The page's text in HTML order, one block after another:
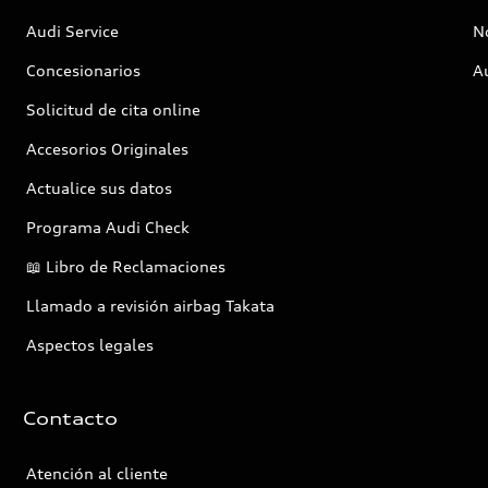
Audi Service
Concesionarios
Solicitud de cita online
Accesorios Originales
Actualice sus datos
Programa Audi Check
📖 Libro de Reclamaciones
Llamado a revisión airbag Takata
Aspectos legales
Contacto
Atención al cliente